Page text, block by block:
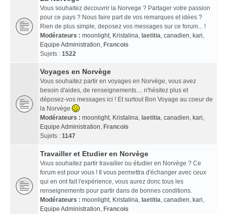
Vous souhaitez decouvrir la Norvege ? Partager votre passion
pour ce pays ? Nous faire part de vos remarques et idées ?
Rien de plus simple, deposez vos messages sur ce forum... !
Modérateurs : moonlight, Kristalina, laetitia, canadien, kari,
Equipe Administration, Francois
Sujets : 1522
Voyages en Norvège
Vous souhaitez partir en voyages en Norvège, vous avez
besoin d'aides, de renseignements.... n'hésitez plus et
déposez-vos messages ici ! Et surtout Bon Voyage au coeur de
la Norvège
Modérateurs : moonlight, Kristalina, laetitia, canadien, kari,
Equipe Administration, Francois
Sujets : 1147
Travailler et Etudier en Norvège
Vous souhaitez partir travailler ou étudier en Norvège ? Ce
forum est pour vous ! Il vous permettra d'échanger avec ceux
qui en ont fait l'expérience, vous aurez donc tous les
renseignements pour partir dans de bonnes conditions.
Modérateurs : moonlight, Kristalina, laetitia, canadien, kari,
Equipe Administration, Francois